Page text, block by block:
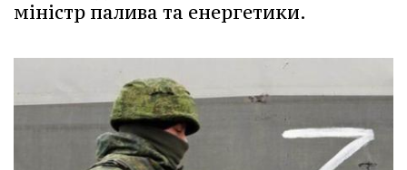
міністр палива та енергетики.